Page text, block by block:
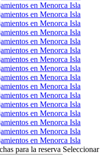
para la reserva Seleccionar